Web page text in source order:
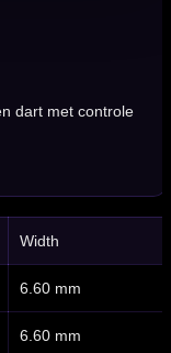
dart met controle
Width
6.60 mm
6.60 mm